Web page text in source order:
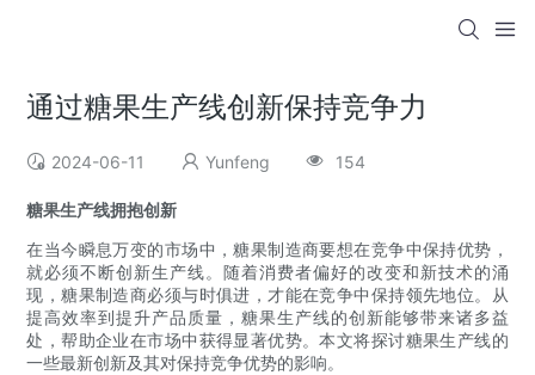
通过糖果生产线创新保持竞争力
2024-06-11 Yunfeng 154
糖果生产线拥抱创新
在当今瞬息万变的市场中，糖果制造商要想在竞争中保持优势，
就必须不断创新生产线。随着消费者偏好的改变和新技术的涌
现，糖果制造商必须与时俱进，才能在竞争中保持领先地位。从
提高效率到提升产品质量，糖果生产线的创新能够带来诸多益
处，帮助企业在市场中获得显著优势。本文将探讨糖果生产线的
一些最新创新及其对保持竞争优势的影响。